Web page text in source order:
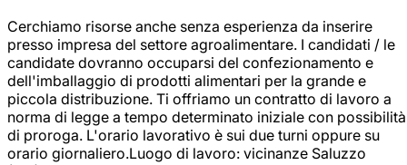
Cerchiamo risorse anche senza esperienza da inserire
presso impresa del settore agroalimentare. I candidati / le
candidate dovranno occuparsi del confezionamento e
dell'imballaggio di prodotti alimentari per la grande e
piccola distribuzione. Ti offriamo un contratto di lavoro a
norma di legge a tempo determinato iniziale con possibilità
di proroga. L'orario lavorativo è sui due turni oppure su
orario giornaliero.Luogo di lavoro: vicinanze Saluzzo